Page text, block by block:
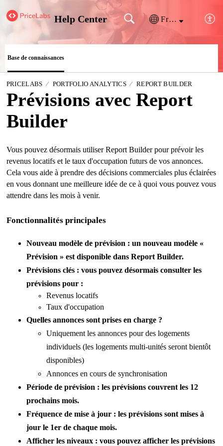
Help Center Français (France)
Base de connaissances
PRICELABS PORTFOLIO ANALYTICS REPORT BUILDER
Prévisions avec Report
Builder
Vous pouvez désormais utiliser Report Builder pour prévoir les
revenus locatifs et le taux d'occupation futurs de vos annonces.
Cela vous aide à prendre des décisions commerciales plus éclairées
en vous donnant une meilleure idée de ce à quoi vous pouvez vous
attendre dans les mois à venir.
Fonctionnalités principales
Nouveau modèle de prévision : un nouveau modèle «
Prévision » est disponible dans Report Builder.
Prévisions clés : vous pouvez désormais consulter les
prévisions pour :
Revenus locatifs
Taux d'occupation
Quelles annonces sont prises en charge ?
Uniquement les annonces pour des logements
individuels (les logements multi-unités seront bientôt
disponibles)
Annonces en cours de synchronisation
Période de prévision : les prévisions couvrent les 12
prochains mois.
Fréquence de mise à jour : les prévisions sont mises à
jour le 1er de chaque mois.
Afficher les niveaux : vous pouvez afficher les prévisions